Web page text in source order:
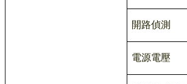
開路偵測
電源電壓